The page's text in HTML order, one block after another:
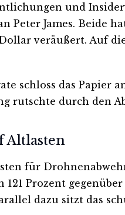
und
Peter James. Beide
veräußert. Auf
schloss das Papier
rutschte durch den
Altlasten
für
Prozent
dazu sitzt das